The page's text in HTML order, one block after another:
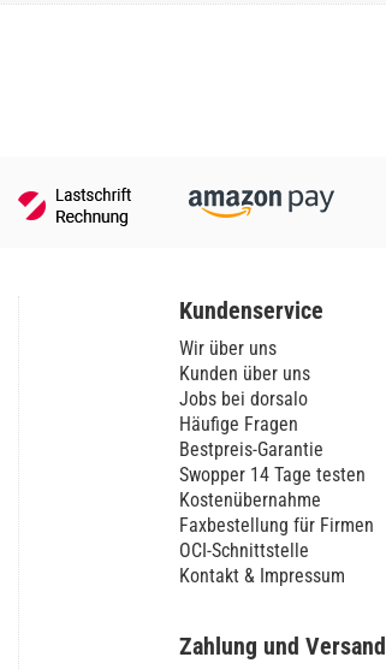
Kundenservice
Wir über uns
Kunden über uns
Jobs bei dorsalo
Häufige Fragen
Bestpreis-Garantie
Swopper 14 Tage testen
Kostenübernahme
Faxbestellung für Firmen
OCI-Schnittstelle
Kontakt & Impressum
Zahlung und Versand